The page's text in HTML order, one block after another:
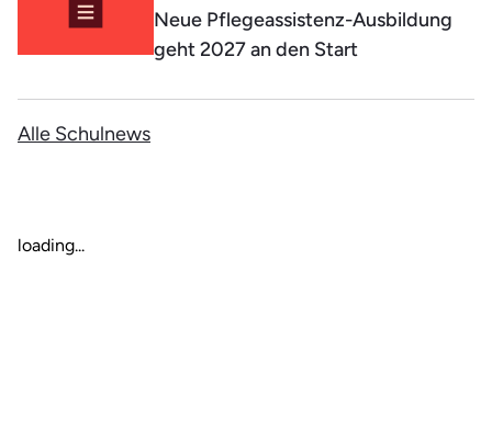
Alle Schulnews
Neue Pflegeassistenz-Ausbildung
geht 2027 an den Start
loading...